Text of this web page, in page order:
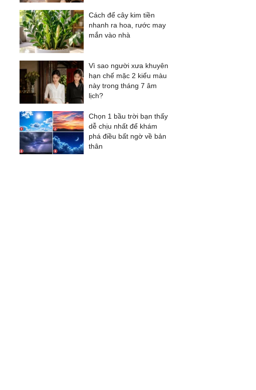
Cách để cây kim tiền
nhanh ra hoa, rước may
mắn vào nhà
Vì sao người xưa khuyên
hạn chế mặc 2 kiểu màu
này trong tháng 7 âm
lịch?
Chọn 1 bầu trời bạn thấy
dễ chịu nhất để khám
phá điều bất ngờ về bản
thân